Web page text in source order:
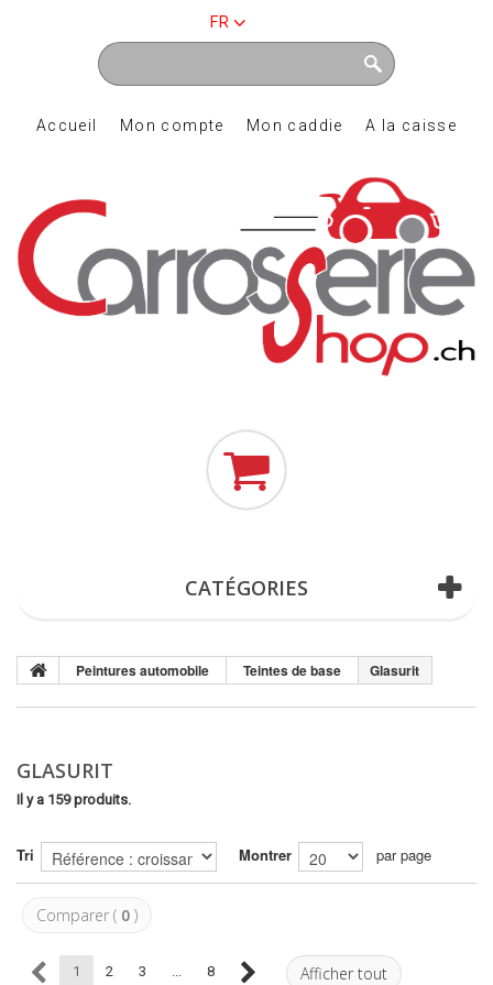
FR
Accueil Mon compte Mon caddie A la caisse
CATÉGORIES
Peintures automobile Teintes de base Glasurit
GLASURIT
Il y a 159 produits.
Tri Montrer par page
Comparer ( 0 )
Afficher tout
1 2 3 8